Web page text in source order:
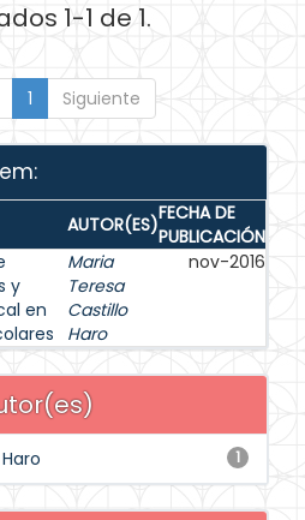
1-1 de 1.
1 Siguiente
AUTOR(ES)FECHA DE
PUBLICACIÓN
y
en
Maria
Teresa
Castillo
Haro
nov-2016
1